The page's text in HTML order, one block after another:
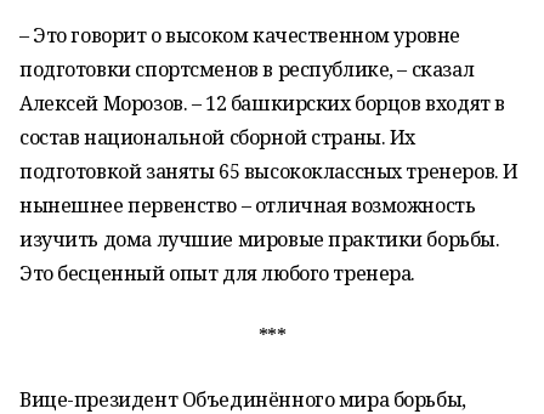
– Это говорит о высоком качественном уровне
подготовки спортсменов в республике, – сказал
Алексей Морозов. – 12 башкирских борцов входят в
состав национальной сборной страны. Их
подготовкой заняты 65 высококлассных тренеров. И
нынешнее первенство – отличная возможность
изучить дома лучшие мировые практики борьбы.
Это бесценный опыт для любого тренера.
***
Вице-президент Объединённого мира борьбы,